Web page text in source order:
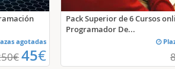
agotadas
€45€
Pack Superior de 6 Cursos
Programador De...